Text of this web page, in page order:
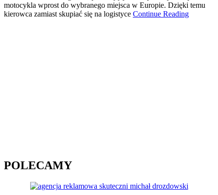
motocykla wprost do wybranego miejsca w Europie. Dzięki temu
kierowca zamiast skupiać się na logistyce Continue Reading
POLECAMY